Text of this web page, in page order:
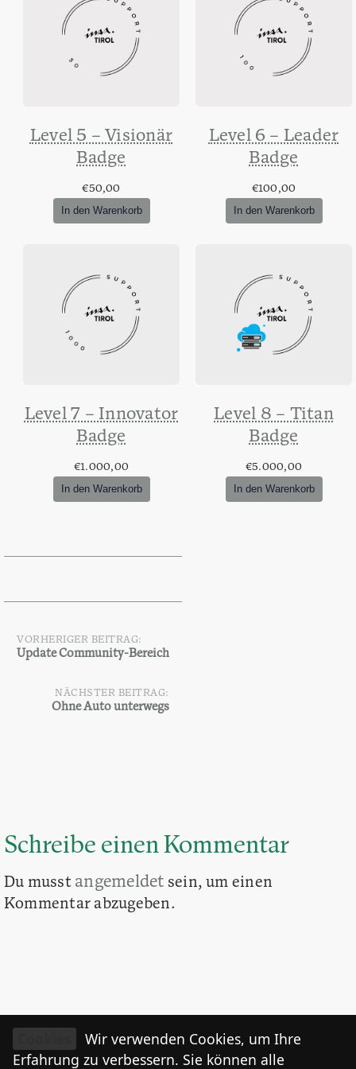
Level 5 – Visionär
Badge
€50,00
In den Warenkorb
Level 6 – Leader
Badge
€100,00
In den Warenkorb
Level 7 – Innovator
Badge
€1.000,00
In den Warenkorb
Level 8 – Titan
Badge
€5.000,00
In den Warenkorb
Beitragsnavigation
VORHERIGER BEITRAG:
Update Community-Bereich
NÄCHSTER BEITRAG:
Ohne Auto unterwegs
Schreibe einen Kommentar
Du musst angemeldet sein, um einen
Kommentar abzugeben.
Wir verwenden Cookies, um Ihre
Erfahrung zu verbessern. Sie können alle